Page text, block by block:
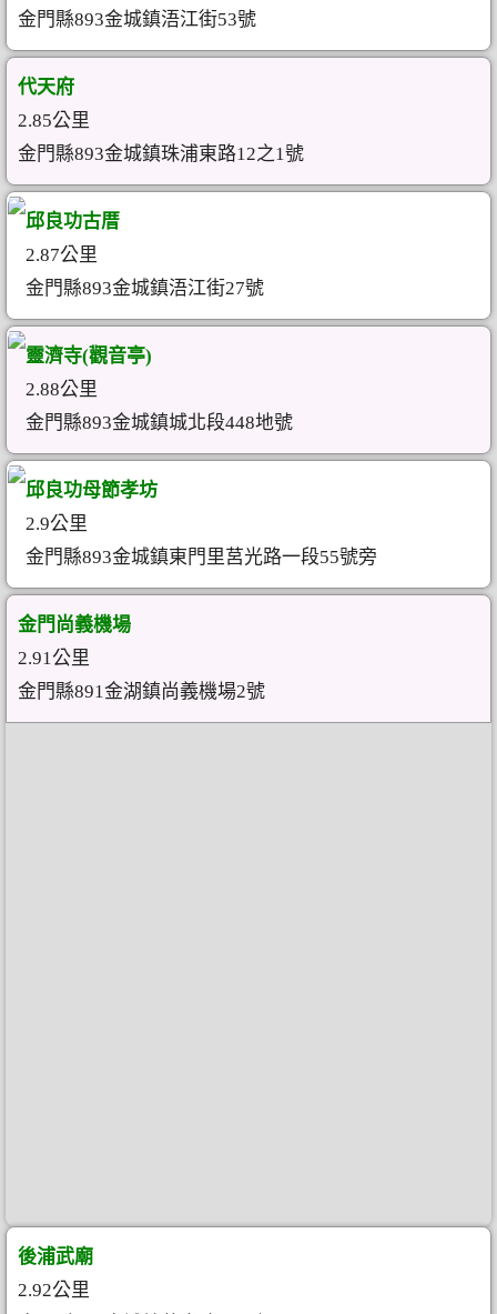
金門縣893金城鎮浯江街53號
代天府
2.85公里
金門縣893金城鎮珠浦東路12之1號
邱良功古厝
2.87公里
金門縣893金城鎮浯江街27號
靈濟寺(觀音亭)
2.88公里
金門縣893金城鎮城北段448地號
邱良功母節孝坊
2.9公里
金門縣893金城鎮東門里莒光路一段55號旁
金門尚義機場
2.91公里
金門縣891金湖鎮尚義機場2號
後浦武廟
2.92公里